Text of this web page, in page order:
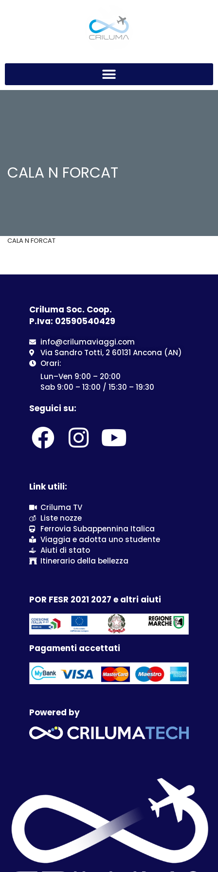
CALA N FORCAT
CALA N FORCAT
Criluma Soc. Coop.
P.Iva: 02590540429
info@crilumaviaggi.com
Via Sandro Totti, 2 60131 Ancona (AN)
Orari:
Lun–Ven 9:00 – 20:00
Sab 9:00 – 13:00 / 15:30 – 19:30
Seguici su:
Link utili:
Criluma TV
Liste nozze
Ferrovia Subappennina Italica
Viaggia e adotta uno studente
Aiuti di stato
Itinerario della bellezza
POR FESR 2021 2027 e altri aiuti
Pagamenti accettati
Powered by